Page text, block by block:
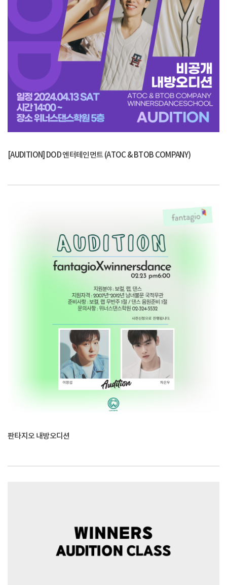
[AUDITION] DOD 엔터테인먼트 (ATOC & BTOB COMPANY)
판타지오 내방오디션